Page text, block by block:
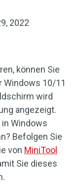
2022
können Sie
Windows 10/11
wird
angezeigt.
in Windows
Befolgen Sie
von MiniTool
Sie dieses